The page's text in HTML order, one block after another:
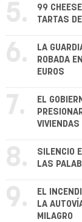
5.
99
TARTAS
6.
LA
ROBADA
EUROS
7.
EL
VIVIENDAS
8.
SILENCIO
LAS
9.
EL
LA
MILAGRO